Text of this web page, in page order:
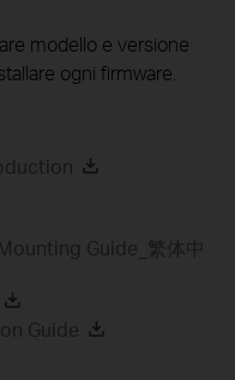
modello e versione
ogni firmware.
Guide_繁体中
Guide